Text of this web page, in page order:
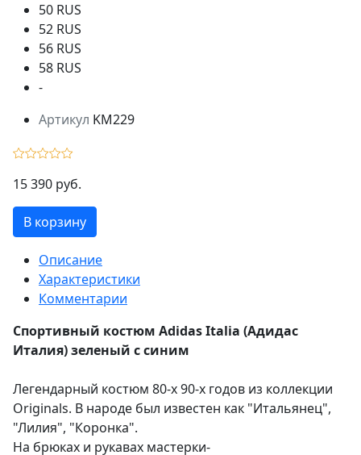
50 RUS
52 RUS
56 RUS
58 RUS
-
Артикул KM229
15 390 руб.
В корзину
Описание
Характеристики
Комментарии
Спортивный костюм Adidas Italia (Адидас
Италия) зеленый с синим
Легендарный костюм 80-х 90-х годов из коллекции
Originals. В народе был известен как "Итальянец",
"Лилия", "Коронка".
На брюках и рукавах мастерки-